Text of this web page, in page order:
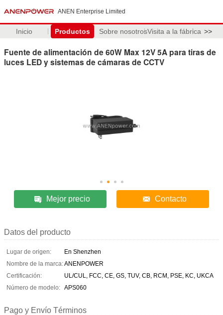
ANEN Enterprise Limited
Inicio Productos Sobre nosotrosVisita a la fábrica >>
Fuente de alimentación de 60W Max 12V 5A para tiras de
luces LED y sistemas de cámaras de CCTV
Mejor precio Contacto
Datos del producto
Lugar de origen:
En Shenzhen
Nombre de la marca:ANENPOWER
Certificación:
UL/CUL, FCC, CE, GS, TUV, CB, RCM, PSE, KC, UKCA
Número de modelo: APS060
Pago y Envío Términos